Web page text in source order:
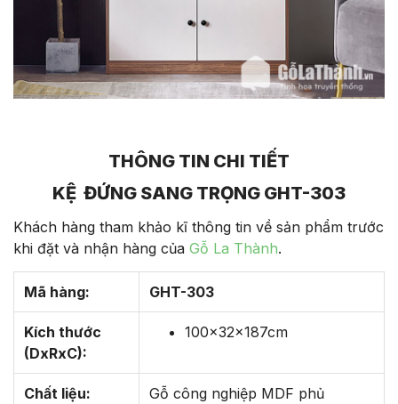
THÔNG TIN CHI TIẾT
KỆ ĐỨNG SANG TRỌNG GHT-303
Khách hàng tham khảo kĩ thông tin về sản phẩm trước
khi đặt và nhận hàng của Gỗ La Thành.
Mã hàng: GHT-303
Kích thước
(DxRxC):
100x32x187cm
Chất liệu:
Gỗ công nghiệp MDF phủ